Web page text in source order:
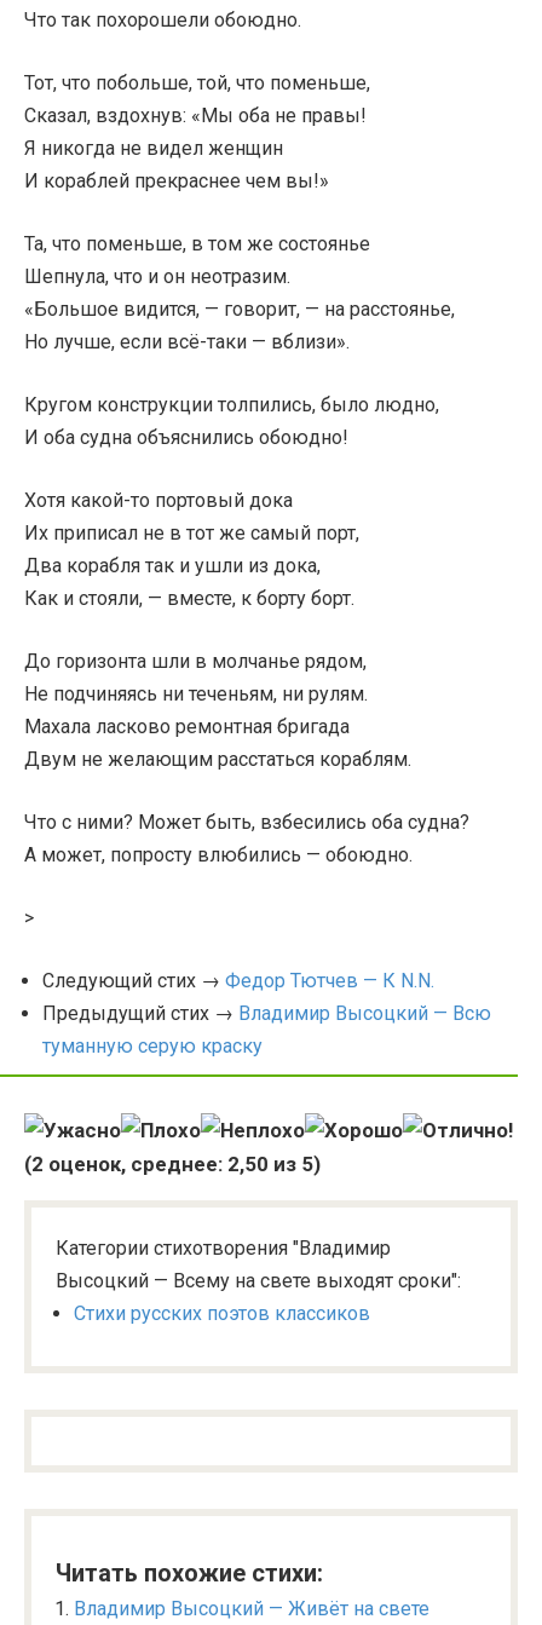
Что так похорошели обоюдно.
Тот, что побольше, той, что поменьше,
Сказал, вздохнув: «Мы оба не правы!
Я никогда не видел женщин
И кораблей прекраснее чем вы!»
Та, что поменьше, в том же состоянье
Шепнула, что и он неотразим.
«Большое видится, — говорит, — на расстоянье,
Но лучше, если всё-таки — вблизи».
Кругом конструкции толпились, было людно,
И оба судна объяснились обоюдно!
Хотя какой-то портовый дока
Их приписал не в тот же самый порт,
Два корабля так и ушли из дока,
Как и стояли, — вместе, к борту борт.
До горизонта шли в молчанье рядом,
Не подчиняясь ни теченьям, ни рулям.
Махала ласково ремонтная бригада
Двум не желающим расстаться кораблям.
Что с ними? Может быть, взбесились оба судна?
А может, попросту влюбились — обоюдно.
>
Следующий стих → Федор Тютчев — К N.N.
Предыдущий стих → Владимир Высоцкий — Всю
туманную серую краску
(2 оценок, среднее: 2,50 из 5)
Категории стихотворения "Владимир
Высоцкий — Всему на свете выходят сроки":
Стихи русских поэтов классиков
Читать похожие стихи:
Владимир Высоцкий — Живёт на свете